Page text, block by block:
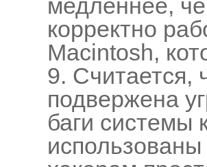
медленнее,
корректно
Macintosh,
9. Считается,
подвержена
баги системы